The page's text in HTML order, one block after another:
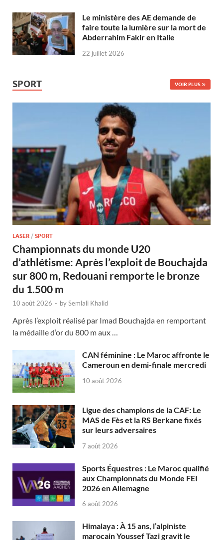
Le ministère des AE demande de
faire toute la lumière sur la mort de
Abderrahim Fakir en Italie
22 juillet 2026
SPORT VOIR PLUS
LASER / SPORT
Championnats du monde U20
d’athlétisme: Après l’exploit de Bouchajda
sur 800 m, Redouani remporte le bronze
du 1.500 m
10 août 2026 - bySemlali Khalid
Après l’exploit réalisé par Imad Bouchajda en remportant
la médaille d’or du 800 m aux …
CAN féminine : Le Maroc affronte le
Cameroun en demi-finale mercredi
10 août 2026
Ligue des champions de la CAF: Le
MAS de Fès et la RS Berkane fixés
sur leurs adversaires
7 août 2026
Sports Équestres : Le Maroc qualifié
aux Championnats du Monde FEI
2026 en Allemagne
6 août 2026
Himalaya : À 15 ans, l’alpiniste
marocain Youssef Tazi gravit le